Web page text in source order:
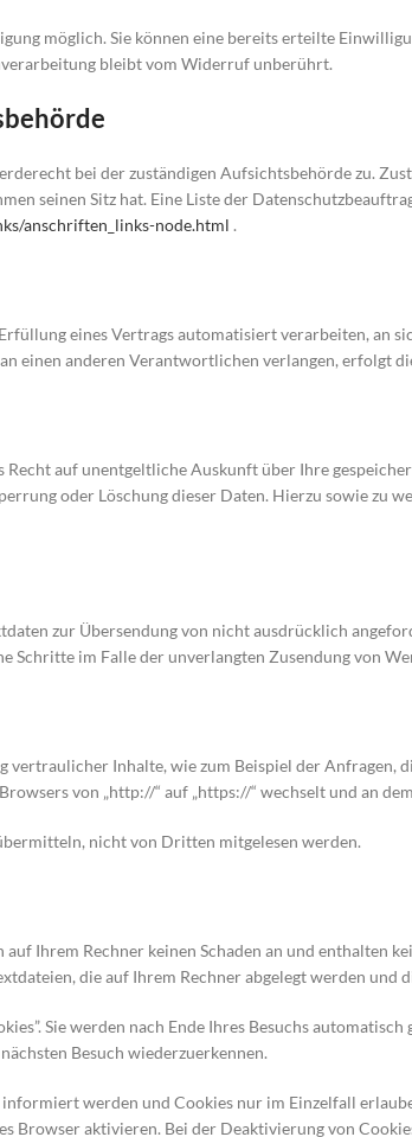
möglich. Sie können eine bereits erteilte
bleibt vom Widerruf unberührt.
bei der zuständigen Aufsichtsbehörde zu.
seinen Sitz hat. Eine Liste der
anschriften_links-node.html .
eines Vertrags automatisiert verarbeiten, an
einen anderen Verantwortlichen verlangen, erfolgt
auf unentgeltliche Auskunft über Ihre
oder Löschung dieser Daten. Hierzu sowie zu
zur Übersendung von nicht ausdrücklich
im Falle der unverlangten Zusendung von
Inhalte, wie zum Beispiel der Anfragen,
von „http://“ auf „https://“ wechselt und an
nicht von Dritten mitgelesen werden.
Ihrem Rechner keinen Schaden an und enthalten
die auf Ihrem Rechner abgelegt werden und
Sie werden nach Ende Ihres Besuchs
Besuch wiederzuerkennen.
informiert werden und Cookies nur im Einzelfall
Browser aktivieren. Bei der Deaktivierung von